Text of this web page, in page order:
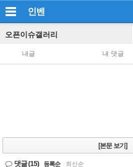
인벤
오픈이슈갤러리
내글 내 댓글
[본문 보기]
댓글(15) 등록순 최신순